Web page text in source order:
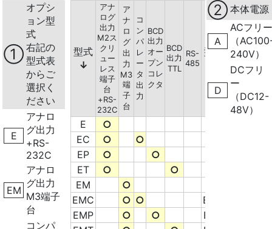
①
オプシ
ョン型
式
右記の
型式表
からご
選択く
ださい
E
アナロ
グ出力
+RS-
232C
EM
アナロ
グ出力
M3端子
台
コンパ
型式
↓
アナ
ログ
出力
M2ス
クリ
ュー
レス
端子
台
+RS-
232C
ア
ナ
ロ
グ
出
力
M3
端
子
台
コ
ン
パ
レ
ー
タ
出
力
BCD
出力
オー
プン
コレ
クタ
BCD
出力
TTL
RS-
485
型式
E ○
EC
○ ○
EP
○ ○
ET
○ ○
EM
○
EMC
○ ○
EMC
EMP
○ ○
EMP
② 本体電源
A
ACフリ
（
240V）
D
DCフリ
ー
（DC12-
48V）